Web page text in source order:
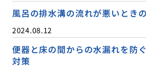
風呂の排水溝の流れが悪いとき
2024.08.12
便器と床の間からの水漏れを防
対策